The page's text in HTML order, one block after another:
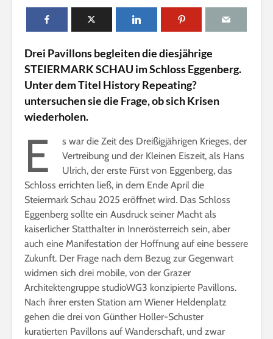
Drei Pavillons begleiten die diesjährige
STEIERMARK SCHAU im Schloss Eggenberg.
Unter dem Titel History Repeating?
untersuchen sie die Frage, ob sich Krisen
wiederholen.
E
s war die Zeit des Dreißigjährigen Krieges, der
Vertreibung und der Kleinen Eiszeit, als Hans
Ulrich, der erste Fürst von Eggenberg, das
Schloss errichten ließ, in dem Ende April die
Steiermark Schau 2025 eröffnet wird. Das Schloss
Eggenberg sollte ein Ausdruck seiner Macht als
kaiserlicher Statthalter in Innerösterreich sein, aber
auch eine Manifestation der Hoffnung auf eine bessere
Zukunft. Der Frage nach dem Bezug zur Gegenwart
widmen sich drei mobile, von der Grazer
Architektengruppe studioWG3 konzipierte Pavillons.
Nach ihrer ersten Station am Wiener Heldenplatz
gehen die drei von Günther Holler-Schuster
kuratierten Pavillons auf Wanderschaft, und zwar